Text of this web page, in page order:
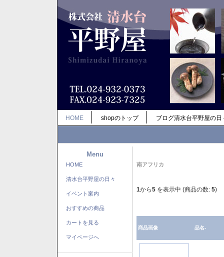
HOME shopのトップ ブログ清水台平野屋の日
Menu
HOME
清水台平野屋の日々
イベント案内
おすすめの商品
カートを見る
マイページへ
南アフリカ
1から5 を表示中 (商品の数: 5)
商品画像 品名-